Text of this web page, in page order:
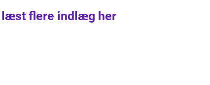
læst flere indlæg her